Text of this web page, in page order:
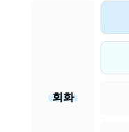
회화